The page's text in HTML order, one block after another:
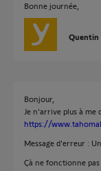
Bonne journée,
Quentin
Bonjour,
Je n'arrive plus à
https://
Message d'erreur :
Çà ne fonctionne